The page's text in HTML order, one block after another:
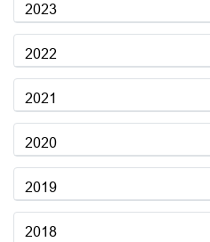
2023
2022
2021
2020
2019
2018